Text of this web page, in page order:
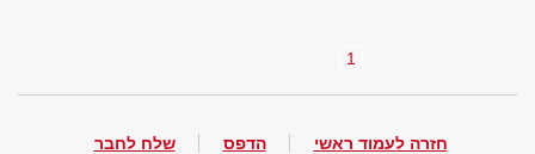
1
חזרה לעמוד ראשי הדפס שלח לחבר